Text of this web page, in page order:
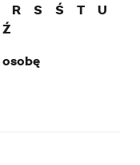
R S Ś T
U
Ź